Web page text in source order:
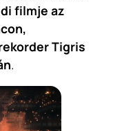
filmje az
Tigris
.